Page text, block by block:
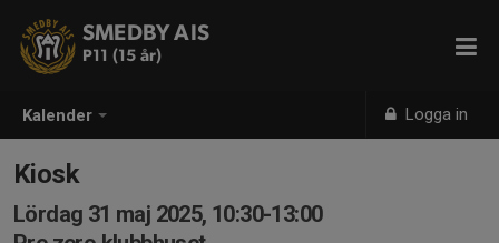
Kalender Logga in
SMEDBY AIS
P11 (15 år)
Kiosk
Lördag 31 maj 2025, 10:30-13:00